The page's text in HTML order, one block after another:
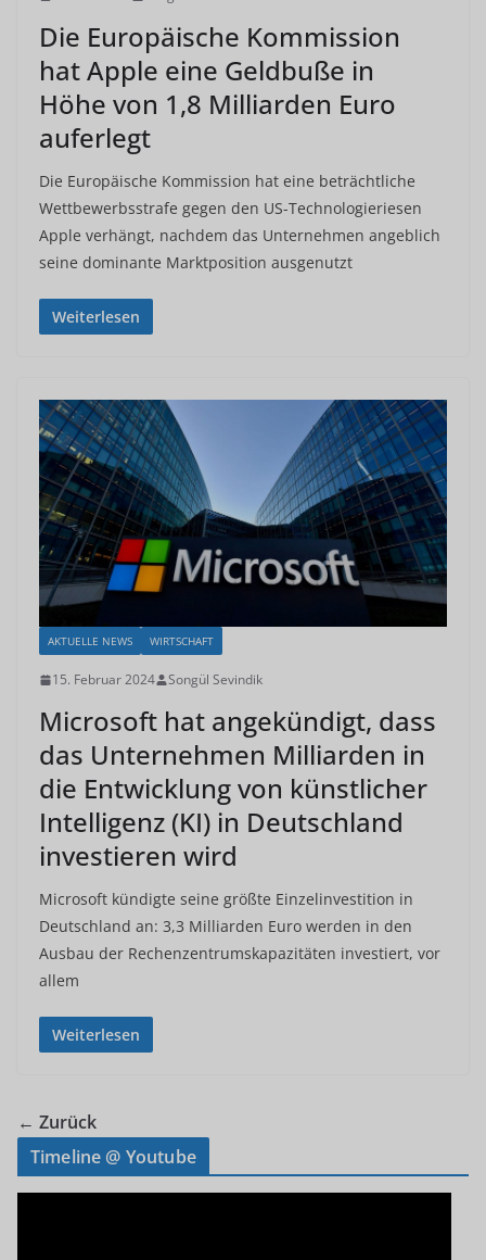
Die Europäische Kommission
hat Apple eine Geldbuße in
Höhe von 1,8 Milliarden Euro
auferlegt
Die Europäische Kommission hat eine beträchtliche
Wettbewerbsstrafe gegen den US-Technologieriesen
Apple verhängt, nachdem das Unternehmen angeblich
seine dominante Marktposition ausgenutzt
Weiterlesen
AKTUELLE NEWS WIRTSCHAFT
15. Februar 2024 Songül Sevindik
Microsoft hat angekündigt, dass
das Unternehmen Milliarden in
die Entwicklung von künstlicher
Intelligenz (KI) in Deutschland
investieren wird
Microsoft kündigte seine größte Einzelinvestition in
Deutschland an: 3,3 Milliarden Euro werden in den
Ausbau der Rechenzentrumskapazitäten investiert, vor
allem
Weiterlesen
← Zurück
Timeline @ Youtube